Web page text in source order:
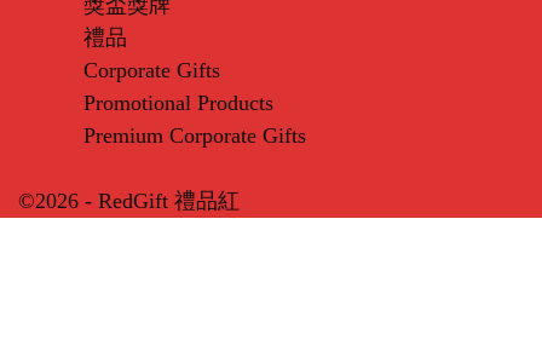
禮品
Corporate Gifts
Promotional Products
Premium Corporate Gifts
©2026 - RedGift 禮品紅